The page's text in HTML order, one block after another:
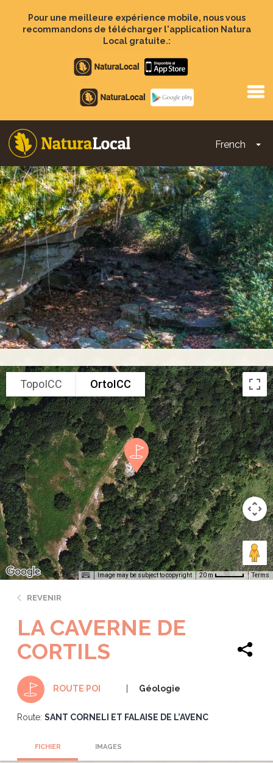
contenu
Pour une meilleure expérience mobile, nous vous
recommandons de télécharger l'application Natura
Local gratuite.:
Apple
store
Google
Play
French
Main
navigation
TopoICC OrtoICC
Image may be subject to copyright 20 m Terms
REVENIR
LA CAVERNE DE
CORTILS
ROUTE POI Géologie
Route: SANT CORNELI ET FALAISE DE L’AVENC
FICHIER IMAGES